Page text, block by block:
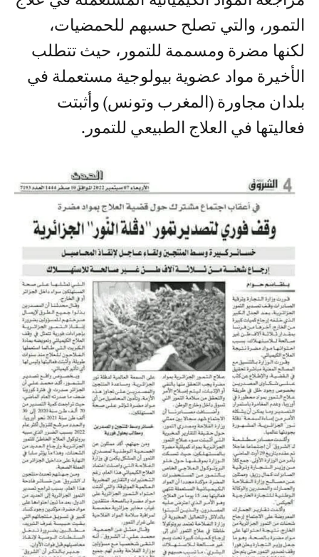
التمور، والتي تصلح حسبهم للحمضيات،
لكنها مضرة ومسممة للتمور، حيث تتطلب
الأخيرة مواد عضوية بيولوجية مستعملة في
بلدان مجاورة (المغرب وتونس) وأثبتت
فعاليتها في العلاج الطبيعي للتمور.